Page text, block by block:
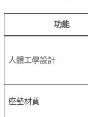
功能
人體工學設計
座墊材質